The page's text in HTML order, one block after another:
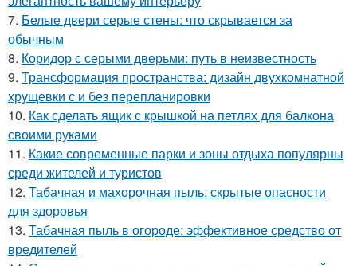
7. Белые двери серые стены: что скрывается за
обычным
8. Коридор с серыми дверьми: путь в неизвестность
9. Трансформация пространства: дизайн двухкомнатной
хрущевки с и без перепланировки
10. Как сделать ящик с крышкой на петлях для балкона
своими руками
11. Какие современные парки и зоны отдыха популярны
среди жителей и туристов
12. Табачная и махорочная пыль: скрытые опасности
для здоровья
13. Табачная пыль в огороде: эффективное средство от
вредителей